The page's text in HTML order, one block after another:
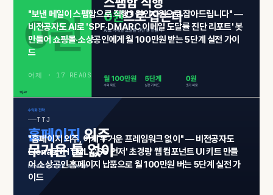
"보낸 메일이 스팸함으로 직행? 원인 0원으로 잡아드립니다" —
비전공자도 AI로 'SPF·DMARC 이메일 도달률 진단 리포트' 봇
만들어 쇼핑몰·소상공인에게 월 100만원 받는 5단계 실전 가이
드
어제 · 17 READS
TTJ
"홈페이지 외주, 이제 무거운 프레임워크 없이" — 비전공자도
Elena로 'HTML·CSS 먼저' 초경량 웹 컴포넌트 UI 키트 만들
어 소상공인 홈페이지 납품으로 월 100만원 버는 5단계 실전 가
이드